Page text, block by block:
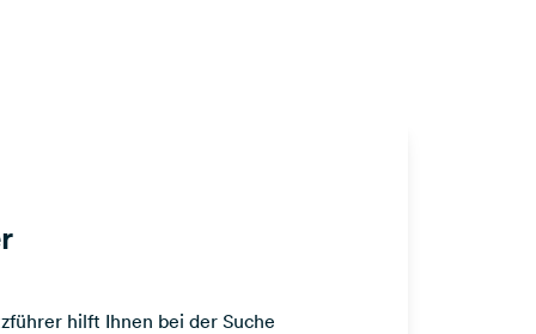
hilft Ihnen bei der Suche